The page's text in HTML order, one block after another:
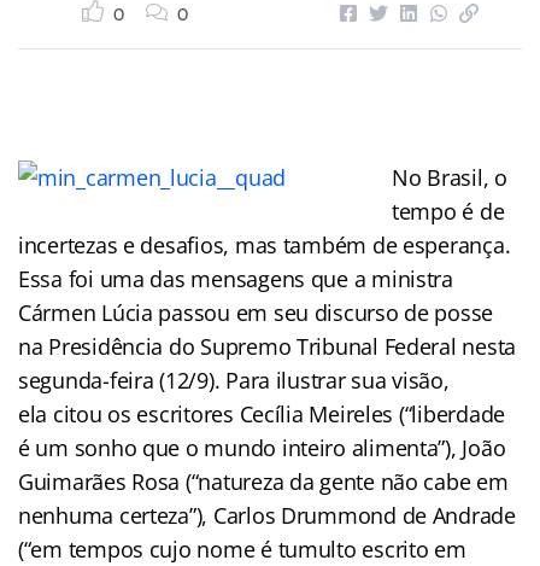
0 0
No Brasil, o
tempo é de
incertezas e desafios, mas também de esperança.
Essa foi uma das mensagens que a ministra
Cármen Lúcia passou em seu discurso de posse
na Presidência do Supremo Tribunal Federal nesta
segunda-feira (12/9). Para ilustrar sua visão,
ela citou os escritores Cecília Meireles (“liberdade
é um sonho que o mundo inteiro alimenta”), João
Guimarães Rosa (“natureza da gente não cabe em
nenhuma certeza”), Carlos Drummond de Andrade
(“em tempos cujo nome é tumulto escrito em